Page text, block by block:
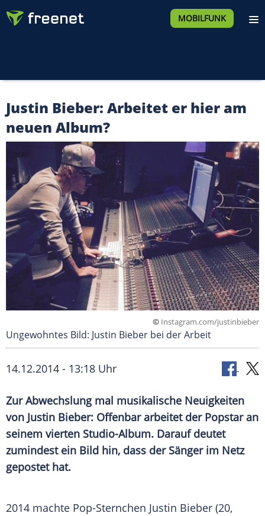
MOBILFUNK
Justin Bieber: Arbeitet er hier am
neuen Album?
© Instagram.com/justinbieber
Ungewohntes Bild: Justin Bieber bei der Arbeit
14.12.2014 - 13:18 Uhr
Zur Abwechslung mal musikalische Neuigkeiten
von Justin Bieber: Offenbar arbeitet der Popstar an
seinem vierten Studio-Album. Darauf deutet
zumindest ein Bild hin, dass der Sänger im Netz
gepostet hat.
2014 machte Pop-Sternchen Justin Bieber (20,